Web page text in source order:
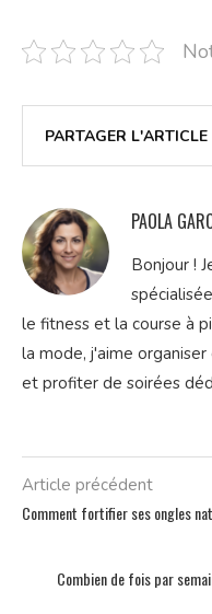
PARTAGER L'ARTICLE
PAOLA
Bonjour !
le fitness et la course à
la mode, j'aime
et profiter de soirées
Article précédent
Comment fortifier ses ongles
Combien de fois par